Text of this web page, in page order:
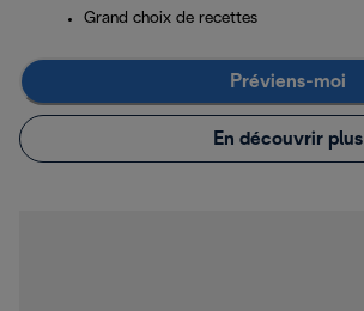
Grand choix de recettes
Préviens-moi
En découvrir plus